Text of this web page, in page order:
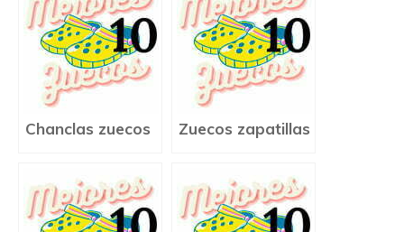
Chanclas zuecos Zuecos zapatillas